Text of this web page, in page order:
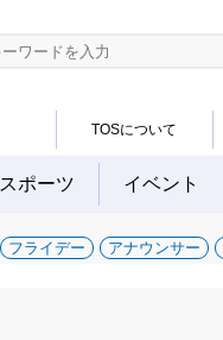
TOSについて
スポーツ イベント
フライデー アナウンサー